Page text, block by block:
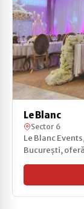
Le Blanc
Sector 6
Le Blanc
București,